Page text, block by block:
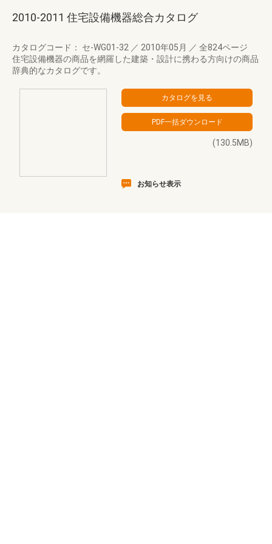
2010-2011 住宅設備機器総合カタログ
カタログコード： セ-WG01-32 ／ 2010年05月 ／ 全824ページ
住宅設備機器の商品を網羅した建築・設計に携わる方向けの商品
辞典的なカタログです。
(130.5MB)
お知らせ表示